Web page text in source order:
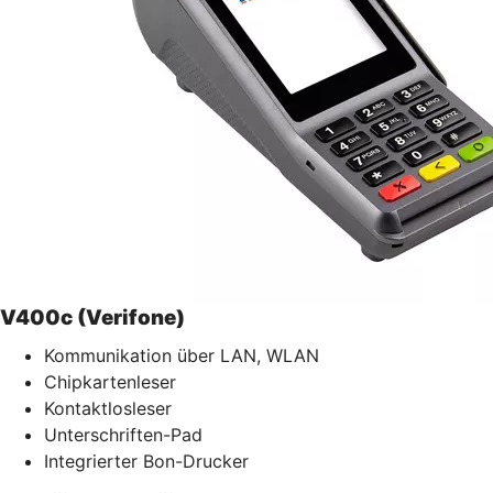
V400c (Verifone)
Kommunikation über LAN, WLAN
Chipkartenleser
Kontaktlosleser
Unterschriften-Pad
Integrierter Bon-Drucker